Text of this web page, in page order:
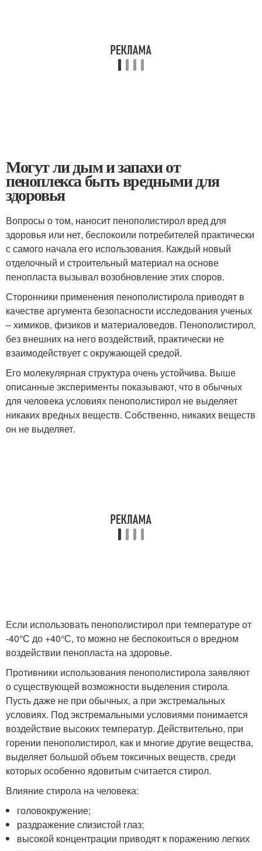
Могут ли дым и запахи от
пеноплекса быть вредными для
здоровья
Вопросы о том, наносит пенополистирол вред для
здоровья или нет, беспокоили потребителей практически
с самого начала его использования. Каждый новый
отделочный и строительный материал на основе
пенопласта вызывал возобновление этих споров.
Сторонники применения пенополистирола приводят в
качестве аргумента безопасности исследования ученых
– химиков, физиков и материаловедов. Пенополистирол,
без внешних на него воздействий, практически не
взаимодействует с окружающей средой.
Его молекулярная структура очень устойчива. Выше
описанные эксперименты показывают, что в обычных
для человека условиях пенополистирол не выделяет
никаких вредных веществ. Собственно, никаких веществ
он не выделяет.
Если использовать пенополистирол при температуре от
-40°С до +40°С, то можно не беспокоиться о вредном
воздействии пенопласта на здоровье.
Противники использования пенополистирола заявляют
о существующей возможности выделения стирола.
Пусть даже не при обычных, а при экстремальных
условиях. Под экстремальными условиями понимается
воздействие высоких температур. Действительно, при
горении пенополистирол, как и многие другие вещества,
выделяет большой объем токсичных веществ, среди
которых особенно ядовитым считается стирол.
Влияние стирола на человека:
головокружение;
раздражение слизистой глаз;
высокой концентрации приводят к поражению легких